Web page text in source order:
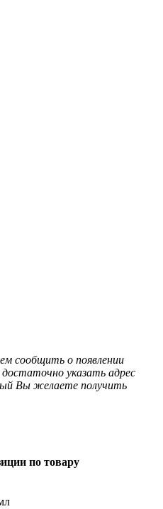
сообщить о появлении
указать адрес
Вы желаете получить
по товару